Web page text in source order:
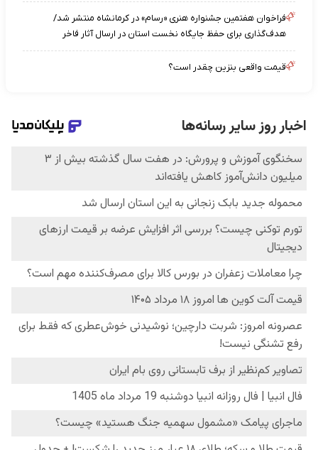
فراخوان هفتمین جشنواره هنری «رسام» در کرمانشاه منتشر شد/
هدف‌گذاری برای حفظ جایگاه نخست استان در ارسال آثار فاخر
قیمت واقعی بنزین چقدر است؟